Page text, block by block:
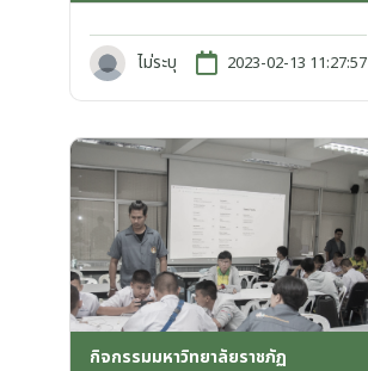
ไม่ระบุ 2023-02-13 11:27:57
กิจกรรมมหาวิทยาลัยราชภัฏ